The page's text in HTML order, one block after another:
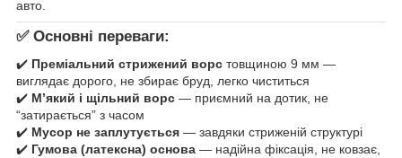
авто.
✅ Основні переваги:
✔️ Преміальний стрижений ворс товщиною 9 мм —
виглядає дорого, не збирає бруд, легко чиститься
✔️ М’який і щільний ворс — приємний на дотик, не
“затирається” з часом
✔️ Мусор не заплутується — завдяки стриженій структурі
✔️ Гумова (латексна) основа — надійна фіксація, не ковзає,